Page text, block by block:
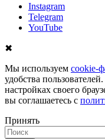
Instagram
Telegram
YouTube
✖
Мы используем cookie-
удобства
настройках своего
вы соглашаетесь с
Принять